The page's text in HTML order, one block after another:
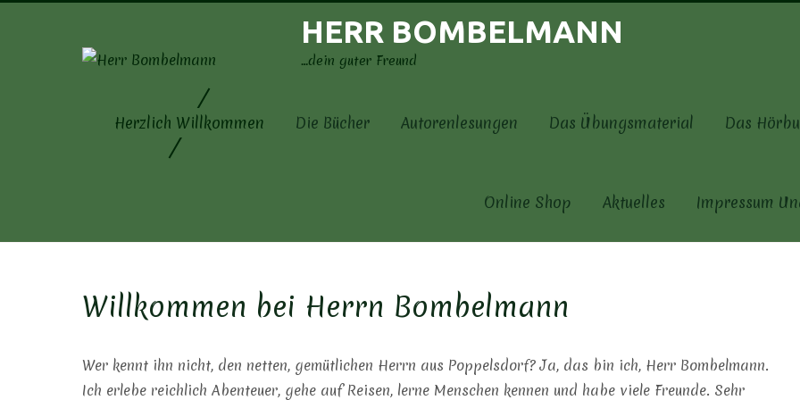
HERR BOMBELMANN
…dein guter Freund
Herzlich Willkommen Die Bücher Autorenlesungen Das Übungsmaterial Das
Online Shop Aktuelles Impressum
Willkommen bei Herrn Bombelmann
Wer kennt ihn nicht, den netten, gemütlichen Herrn aus Poppelsdorf? Ja, das bin ich, Herr Bombelmann.
Ich erlebe reichlich Abenteuer, gehe auf Reisen, lerne Menschen kennen und habe viele Freunde. Sehr